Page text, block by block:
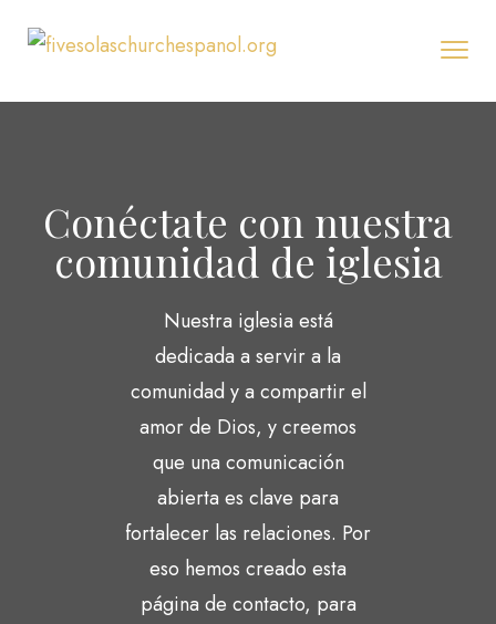
Conéctate con nuestra
comunidad de iglesia
Nuestra iglesia está
dedicada a servir a la
comunidad y a compartir el
amor de Dios, y creemos
que una comunicación
abierta es clave para
fortalecer las relaciones. Por
eso hemos creado esta
página de contacto, para